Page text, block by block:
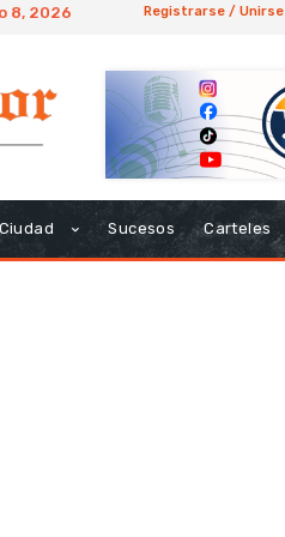
8, 2026 Registrarse / Unirse
Ciudad Sucesos Carteles